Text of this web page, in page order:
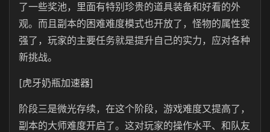
了一些奖池，里面有特别珍贵的道具装备和好看的外
观。而且副本的困难难度模式也开放了，怪物的属性变
强了，玩家的主要任务就是提升自己的实力，应对各种
新挑战。
[虎牙奶瓶加速器]
阶段三是微光存续，在这个阶段，游戏难度又提高了，
副本的大师难度开启了。这对玩家的操作水平、和队友